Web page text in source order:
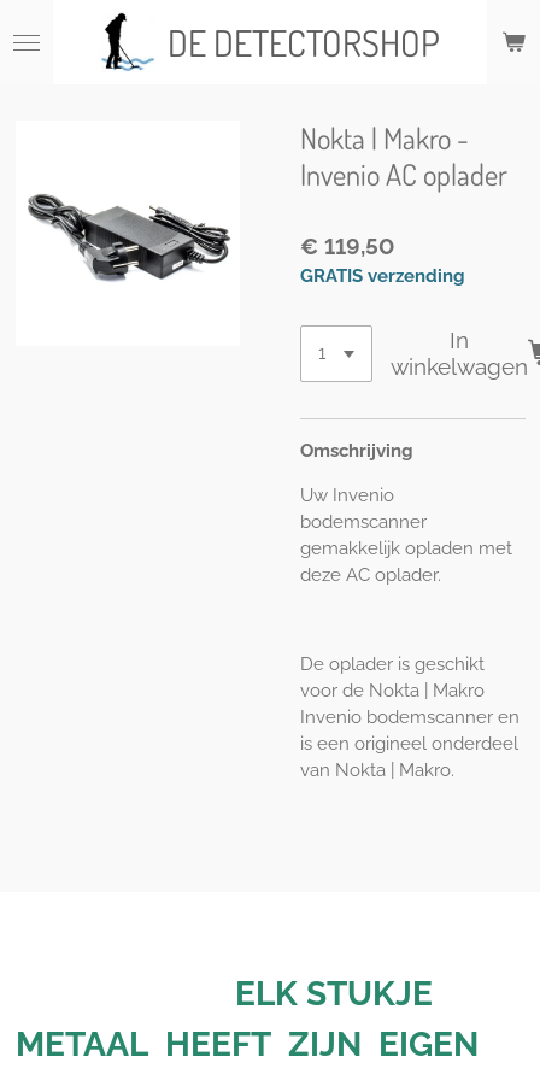
direct
DE DETECTORSHOP
Nokta | Makro -
Invenio AC oplader
€ 119,50
GRATIS verzending
In
winkelwagen
Omschrijving
Uw Invenio
bodemscanner
gemakkelijk opladen met
deze AC oplader.
De oplader is geschikt
voor de Nokta | Makro
Invenio bodemscanner en
is een origineel onderdeel
van Nokta | Makro.
ELK STUKJE
METAAL HEEFT ZIJN EIGEN